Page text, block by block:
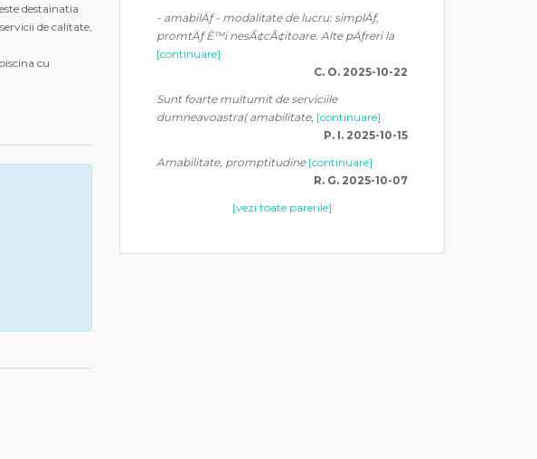
destainatia
de calitate,
cu
- amabilÄƒ - modalitate de lucru: simplÄƒ,
promtÄƒ È™i nesÃ¢cÃ¢itoare. Alte pÄƒreri la
[continuare]
C. O. 2025-10-22
Sunt foarte multumit de serviciile
dumneavoastra( amabilitate, [continuare]
P. I. 2025-10-15
Amabilitate, promptitudine [continuare]
R. G. 2025-10-07
[vezi toate parerile]